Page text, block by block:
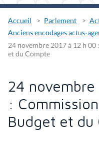
Accueil Parlement
Anciens encodages actus-
24 novembre 2017 à 12 h
et du Compte
24
:
Budget et du